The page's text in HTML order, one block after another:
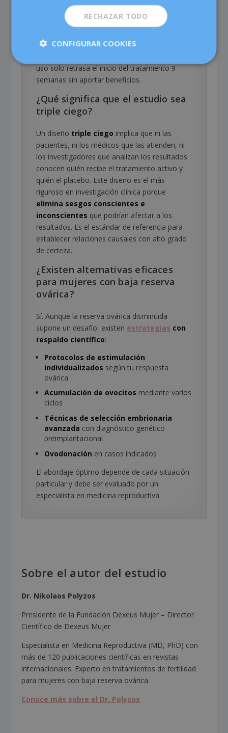
Según la evidencia científica actual,
no hay
testosterona transdérmica antes de FIV en
uso solo retrasa el inicio del tratamiento 9
semanas sin aportar beneficios.
¿Qué significa que el estudio sea
triple ciego?
Un diseño triple ciego implica que ni las
pacientes, ni los médicos que las atienden, ni
los investigadores que analizan los resultados
conocen quién recibe el tratamiento activo y
quién el placebo. Este diseño es el más
riguroso en investigación clínica porque
elimina sesgos conscientes e
inconscientes que podrían afectar a los
resultados. Es el estándar de referencia para
establecer relaciones causales con alto grado
de certeza.
¿Existen alternativas eficaces
para mujeres con baja reserva
ovárica?
Sí. Aunque la reserva ovárica disminuida
supone un desafío, existen estrategias con
respaldo científico:
Protocolos de estimulación
individualizados según tu respuesta
ovárica
Acumulación de ovocitos mediante varios
ciclos
Técnicas de selección embrionaria
avanzada con diagnóstico genético
preimplantacional
Ovodonación en casos indicados
El abordaje óptimo depende de cada situación
particular y debe ser evaluado por un
especialista en medicina reproductiva.
Sobre el autor del estudio
Dr. Nikolaos Polyzos
Presidente de la Fundación Dexeus Mujer – Director
Científico de Dexeus Mujer
Especialista en Medicina Reproductiva (MD, PhD) con
más de 120 publicaciones científicas en revistas
internacionales. Experto en tratamientos de fertilidad
para mujeres con baja reserva ovárica.
Conoce más sobre el Dr. Polyzos
RECHAZAR TODO
CONFIGURAR COOKIES